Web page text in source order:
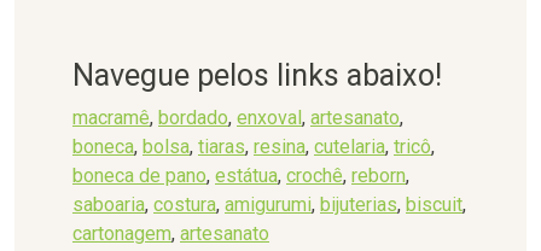
Navegue pelos links abaixo!
macramê, bordado, enxoval, artesanato,
boneca, bolsa, tiaras, resina, cutelaria, tricô,
boneca de pano, estátua, crochê, reborn,
saboaria, costura, amigurumi, bijuterias, biscuit,
cartonagem, artesanato